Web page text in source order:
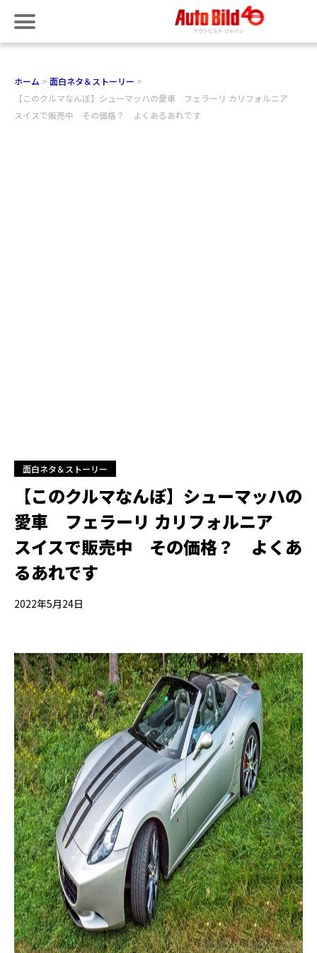
ホーム
面白ネタ＆ストーリー
【このクルマなんぼ】シューマッハの愛車 フェラーリ カリフォルニア
スイスで販売中 その価格？ よくあるあれです
面白ネタ＆ストーリー
【このクルマなんぼ】シューマッハの
愛車 フェラーリ カリフォルニア
スイスで販売中 その価格？ よくあ
るあれです
2022年5月24日